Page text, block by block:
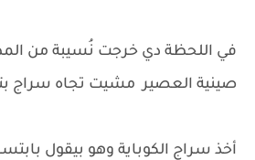
في اللحظة دي خرجت نُسيبة من
صينية العصير مشيت تجاه سراج
أخذ سراج الكوباية وهو بيقول